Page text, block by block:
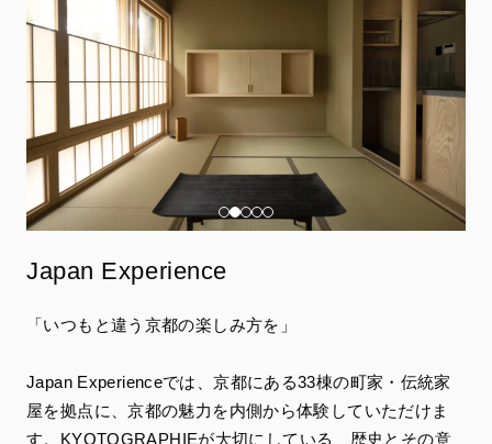
Japan Experience
「いつもと違う京都の楽しみ方を」
Japan Experienceでは、京都にある33棟の町家・伝統家
屋を拠点に、京都の魅力を内側から体験していただけま
す。KYOTOGRAPHIEが大切にしている、歴史とその意